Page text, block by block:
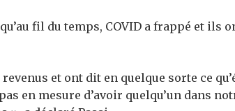
fil du temps, COVID a frappé et ils
et ont dit en quelque sorte ce
en mesure d’avoir quelqu’un dans